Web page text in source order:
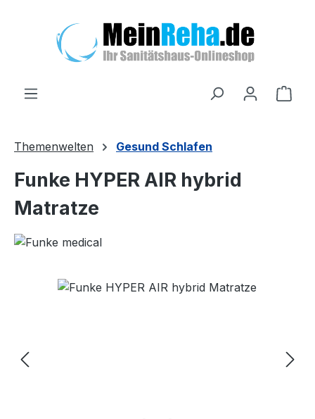
Themenwelten Gesund Schlafen
Funke HYPER AIR hybrid
Matratze
Bildergalerie überspringen